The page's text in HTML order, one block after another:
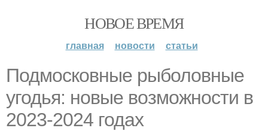
НОВОЕ ВРЕМЯ
главная новости статьи
Подмосковные рыболовные
угодья: новые возможности в
2023-2024 годах